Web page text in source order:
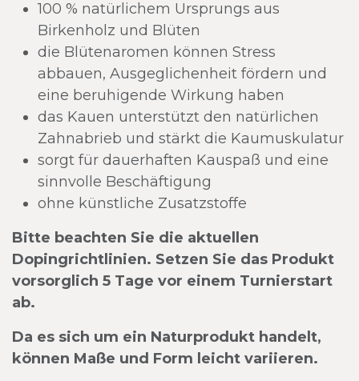
100 % natürlichem Ursprungs aus
Birkenholz und Blüten
die Blütenaromen können Stress
abbauen, Ausgeglichenheit fördern und
eine beruhigende Wirkung haben
das Kauen unterstützt den natürlichen
Zahnabrieb und stärkt die Kaumuskulatur
sorgt für dauerhaften Kauspaß und eine
sinnvolle Beschäftigung
ohne künstliche Zusatzstoffe
Bitte beachten Sie die aktuellen
Dopingrichtlinien. Setzen Sie das Produkt
vorsorglich 5 Tage vor einem Turnierstart
ab.
Da es sich um ein Naturprodukt handelt,
können Maße und Form leicht variieren.